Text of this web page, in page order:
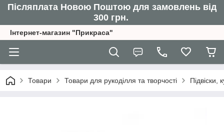
Післяплата Новою Поштою для замовлень від
300 грн.
Інтернет-магазин "Прикраса"
Товари Товари для рукоділля та творчості